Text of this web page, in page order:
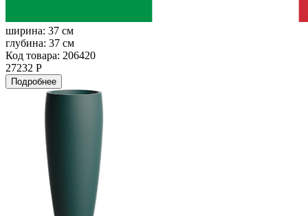
ширина: 37 см
глубина: 37 см
Код товара: 206420
27232 Р
Подробнее